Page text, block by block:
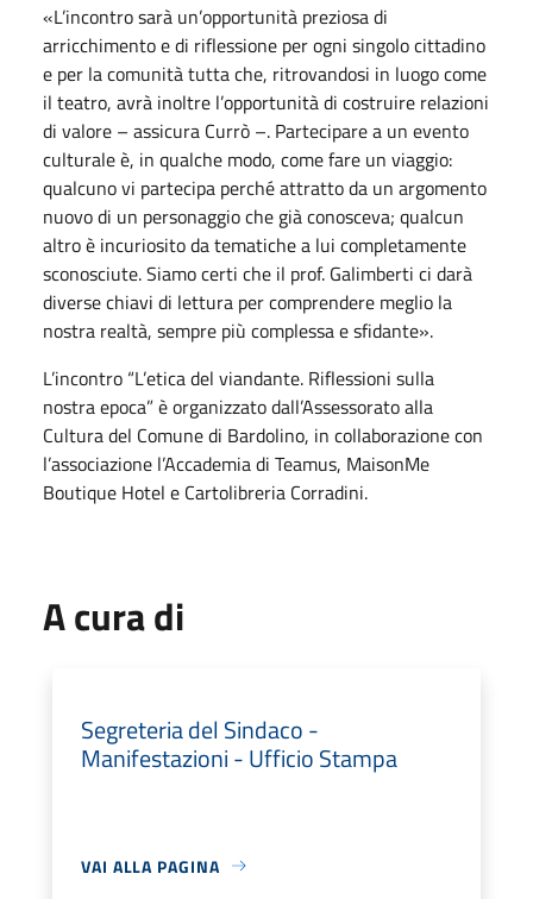
«L’incontro sarà un’opportunità preziosa di
arricchimento e di riflessione per ogni singolo cittadino
e per la comunità tutta che, ritrovandosi in luogo come
il teatro, avrà inoltre l’opportunità di costruire relazioni
di valore – assicura Currò –. Partecipare a un evento
culturale è, in qualche modo, come fare un viaggio:
qualcuno vi partecipa perché attratto da un argomento
nuovo di un personaggio che già conosceva; qualcun
altro è incuriosito da tematiche a lui completamente
sconosciute. Siamo certi che il prof. Galimberti ci darà
diverse chiavi di lettura per comprendere meglio la
nostra realtà, sempre più complessa e sfidante».
L’incontro “L’etica del viandante. Riflessioni sulla
nostra epoca” è organizzato dall’Assessorato alla
Cultura del Comune di Bardolino, in collaborazione con
l’associazione l’Accademia di Teamus, MaisonMe
Boutique Hotel e Cartolibreria Corradini.
A cura di
Segreteria del Sindaco -
Manifestazioni - Ufficio Stampa
VAI ALLA PAGINA